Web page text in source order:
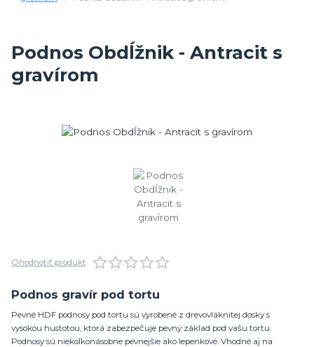
Podnos Obdĺžnik - Antracit s
gravírom
Ohodnotiť produkt
Podnos gravír pod tortu
Pevné HDF podnosy pod tortu sú vyrobené z drevovláknitej dosky s
vysokou hustotou, ktorá zabezpečuje pevný základ pod vašu tortu.
Podnosy sú niekoľkonásobne pevnejšie ako lepenkové. Vhodné aj na